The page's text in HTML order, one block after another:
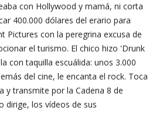
con Hollywood y mamá, ni corta
400.000 dólares del erario para
Pictures con la peregrina excusa de
el turismo. El chico hizo 'Drunk
con taquilla escuálida: unos 3.000
del cine, le encanta el rock. Toca
y transmite por la Cadena 8 de
dirige, los vídeos de sus